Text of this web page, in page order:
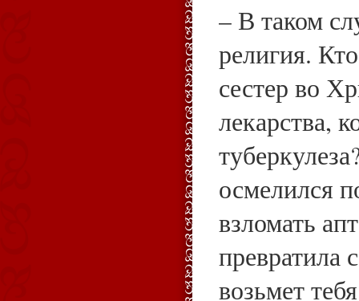
– В таком
религия.
сестер во
лекарства,
осмелился
взломать
превратила
возьмет